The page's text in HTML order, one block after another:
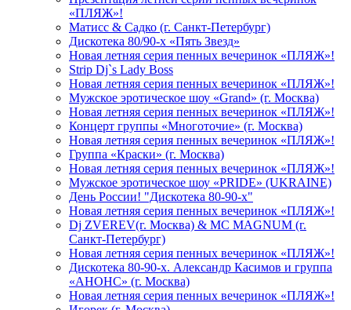
«ПЛЯЖ»!
Матисс & Садко (г. Санкт-Петербург)
Дискотека 80/90-х «Пять Звезд»
Новая летняя серия пенных вечеринок «ПЛЯЖ»!
Strip Dj`s Lady Boss
Новая летняя серия пенных вечеринок «ПЛЯЖ»!
Мужское эротическое шоу «Grand» (г. Москва)
Новая летняя серия пенных вечеринок «ПЛЯЖ»!
Концерт группы «Многоточие» (г. Москва)
Новая летняя серия пенных вечеринок «ПЛЯЖ»!
Группа «Краски» (г. Москва)
Новая летняя серия пенных вечеринок «ПЛЯЖ»!
Мужское эротическое шоу «PRIDE» (UKRAINE)
День России! "Дискотека 80-90-х"
Новая летняя серия пенных вечеринок «ПЛЯЖ»!
Dj ZVEREV(г. Москва) & MC MAGNUM (г.
Санкт-Петербург)
Новая летняя серия пенных вечеринок «ПЛЯЖ»!
Дискотека 80-90-х. Александр Касимов и группа
«АНОНС» (г. Москва)
Новая летняя серия пенных вечеринок «ПЛЯЖ»!